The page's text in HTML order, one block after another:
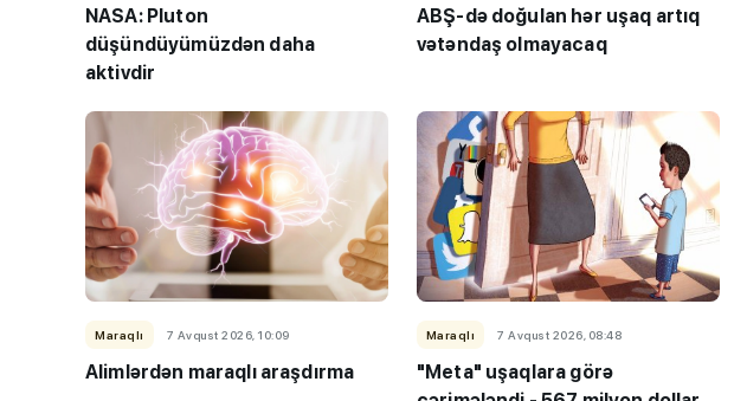
NASA: Pluton
düşündüyümüzdən daha
aktivdir
ABŞ-də doğulan hər uşaq artıq
vətəndaş olmayacaq
Maraqlı 7 Avqust 2026, 10:09
Alimlərdən maraqlı araşdırma
Maraqlı 7 Avqust 2026, 08:48
"Meta" uşaqlara görə